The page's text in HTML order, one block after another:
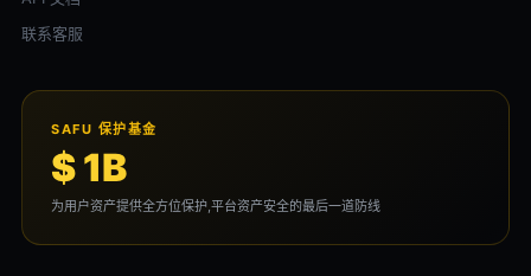
联系客服
SAFU 保护基金
$ 1B
为用户资产提供全方位保护,平台资产安全的最后一道防线